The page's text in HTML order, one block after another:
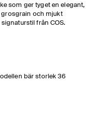
som ger tyget en elegant,
grosgrain och mjukt
från COS.
bär storlek 36